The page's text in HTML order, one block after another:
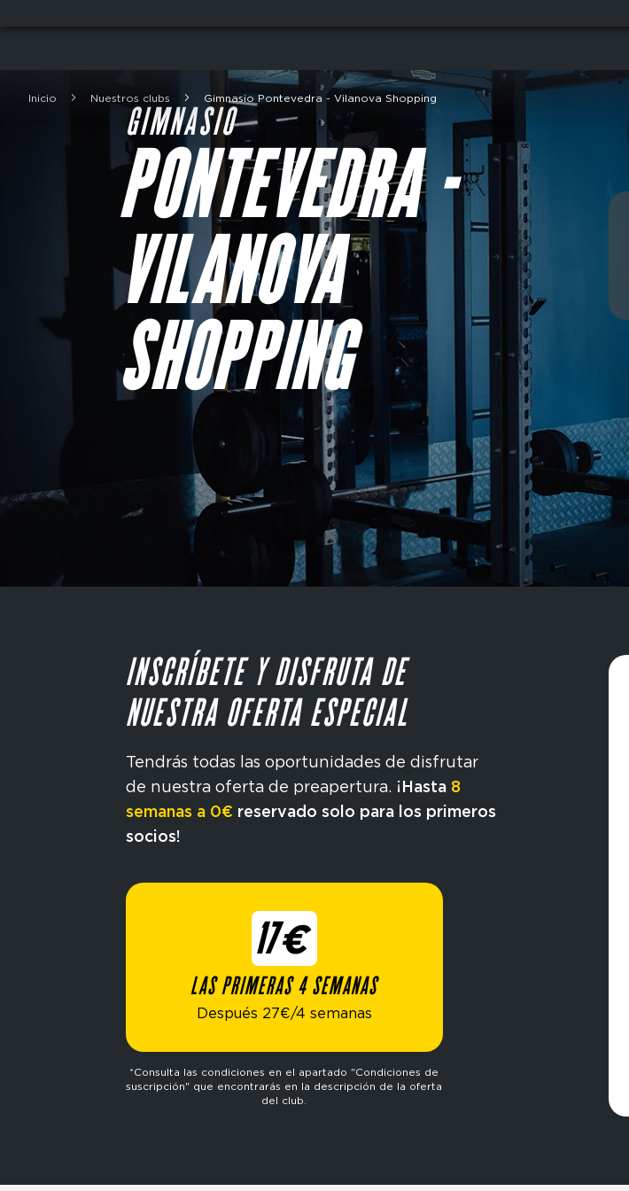
Breadcrumb
Inicio Nuestros clubs Gimnasio Pontevedra - Vilanova Shopping
GIMNASIO
PONTEVEDRA -
VILANOVA
SHOPPING
INSCRÍBETE Y DISFRUTA DE
NUESTRA OFERTA ESPECIAL
Tendrás todas las oportunidades de disfrutar
de nuestra oferta de preapertura. ¡Hasta 8
semanas a 0€ reservado solo para los primeros
socios!
17€
LAS PRIMERAS 4 SEMANAS
Después 27€/4 semanas
*Consulta las condiciones en el apartado "Condiciones de
suscripción" que encontrarás en la descripción de la oferta
del club.